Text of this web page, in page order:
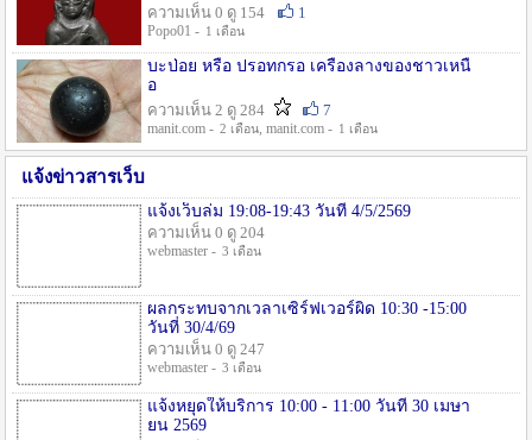
ความเห็น 0 ดู 154
1
Popo01 - 1 เดือน
บะป่อย หรือ ปรอทกรอ เครื่องลางของชาวเหนื
อ
ความเห็น 2 ดู 284
7
manit.com - 2 เดือน, manit.com - 1 เดือน
แจ้งข่าวสารเว็บ
แจ้งเว็บล่ม 19:08-19:43 วันที่ 4/5/2569
ความเห็น 0 ดู 204
webmaster - 3 เดือน
ผลกระทบจากเวลาเซิร์ฟเวอร์ผิด 10:30 -15:00
วันที่ 30/4/69
ความเห็น 0 ดู 247
webmaster - 3 เดือน
แจ้งหยุดให้บริการ 10:00 - 11:00 วันที่ 30 เมษา
ยน 2569